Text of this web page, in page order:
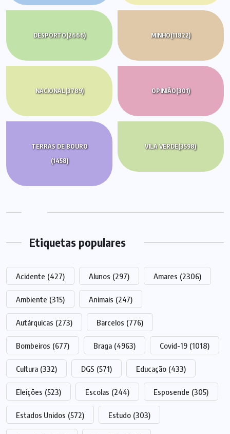
DESPORTO(2666) MINHO(11822)
NACIONAL(3789) OPINIÃO(301)
TERRAS DE BOURO
(1458)
VILA VERDE(3598)
Etiquetas populares
Acidente (427) Alunos (297) Amares (2306)
Ambiente (315) Animais (247)
Autárquicas (273) Barcelos (776)
Bombeiros (677) Braga (4963) Covid-19 (1018)
Cultura (332) DGS (571) Educação (433)
Eleições (523) Escolas (244) Esposende (305)
Estados Unidos (572) Estudo (303)